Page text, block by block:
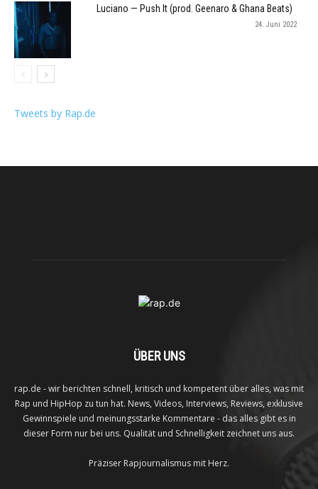
Luciano — Push It (prod. Geenaro & Ghana Beats)
24. Juni 2022
Tweets by Rap.de
ÜBER UNS
rap.de - wir berichten schnell, kritisch und kompetent über alles, was mit
Rap und HipHop zu tun hat. News, Videos, Interviews, Reviews, exklusive
Gewinnspiele und meinungsstarke Kommentare - das alles gibt es in
dieser Form nur bei uns. Qualität und Schnelligkeit zeichnet uns aus.
Präziser Rapjournalismus mit Herz.